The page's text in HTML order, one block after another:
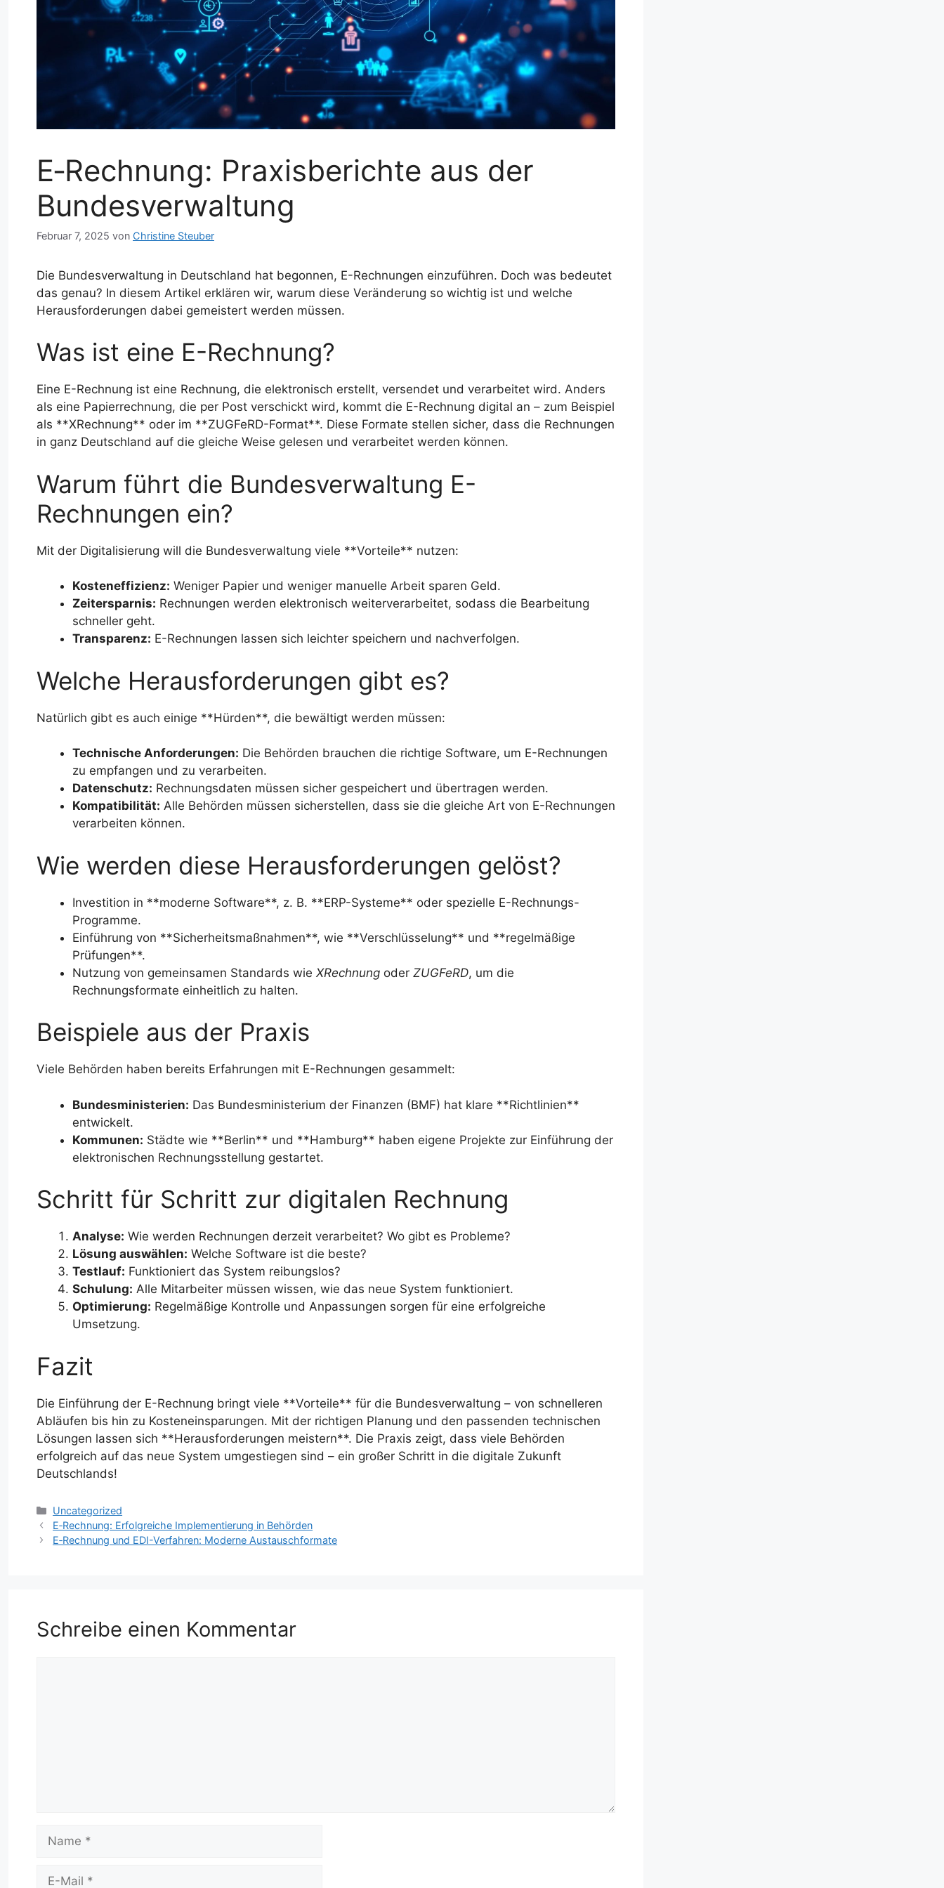
E‑Rechnung: Praxisberichte aus der
Bundesverwaltung
Februar 7, 2025 von Christine Steuber
Die Bundesverwaltung in Deutschland hat begonnen, E-Rechnungen einzuführen. Doch was bedeutet
das genau? In diesem Artikel erklären wir, warum diese Veränderung so wichtig ist und welche
Herausforderungen dabei gemeistert werden müssen.
Was ist eine E-Rechnung?
Eine E-Rechnung ist eine Rechnung, die elektronisch erstellt, versendet und verarbeitet wird. Anders
als eine Papierrechnung, die per Post verschickt wird, kommt die E-Rechnung digital an – zum Beispiel
als **XRechnung** oder im **ZUGFeRD-Format**. Diese Formate stellen sicher, dass die Rechnungen
in ganz Deutschland auf die gleiche Weise gelesen und verarbeitet werden können.
Warum führt die Bundesverwaltung E-
Rechnungen ein?
Mit der Digitalisierung will die Bundesverwaltung viele **Vorteile** nutzen:
Kosteneffizienz: Weniger Papier und weniger manuelle Arbeit sparen Geld.
Zeitersparnis: Rechnungen werden elektronisch weiterverarbeitet, sodass die Bearbeitung
schneller geht.
Transparenz: E-Rechnungen lassen sich leichter speichern und nachverfolgen.
Welche Herausforderungen gibt es?
Natürlich gibt es auch einige **Hürden**, die bewältigt werden müssen:
Technische Anforderungen: Die Behörden brauchen die richtige Software, um E-Rechnungen
zu empfangen und zu verarbeiten.
Datenschutz: Rechnungsdaten müssen sicher gespeichert und übertragen werden.
Kompatibilität: Alle Behörden müssen sicherstellen, dass sie die gleiche Art von E-Rechnungen
verarbeiten können.
Wie werden diese Herausforderungen gelöst?
Investition in **moderne Software**, z. B. **ERP-Systeme** oder spezielle E-Rechnungs-
Programme.
Einführung von **Sicherheitsmaßnahmen**, wie **Verschlüsselung** und **regelmäßige
Prüfungen**.
Nutzung von gemeinsamen Standards wie XRechnung oder ZUGFeRD, um die
Rechnungsformate einheitlich zu halten.
Beispiele aus der Praxis
Viele Behörden haben bereits Erfahrungen mit E-Rechnungen gesammelt:
Bundesministerien: Das Bundesministerium der Finanzen (BMF) hat klare **Richtlinien**
entwickelt.
Kommunen: Städte wie **Berlin** und **Hamburg** haben eigene Projekte zur Einführung der
elektronischen Rechnungsstellung gestartet.
Schritt für Schritt zur digitalen Rechnung
Analyse: Wie werden Rechnungen derzeit verarbeitet? Wo gibt es Probleme?
Lösung auswählen: Welche Software ist die beste?
Testlauf: Funktioniert das System reibungslos?
Schulung: Alle Mitarbeiter müssen wissen, wie das neue System funktioniert.
Optimierung: Regelmäßige Kontrolle und Anpassungen sorgen für eine erfolgreiche
Umsetzung.
Fazit
Die Einführung der E-Rechnung bringt viele **Vorteile** für die Bundesverwaltung – von schnelleren
Abläufen bis hin zu Kosteneinsparungen. Mit der richtigen Planung und den passenden technischen
Lösungen lassen sich **Herausforderungen meistern**. Die Praxis zeigt, dass viele Behörden
erfolgreich auf das neue System umgestiegen sind – ein großer Schritt in die digitale Zukunft
Deutschlands!
Kategorien
Uncategorized
E‑Rechnung: Erfolgreiche Implementierung in Behörden
E‑Rechnung und EDI-Verfahren: Moderne Austauschformate
Schreibe einen Kommentar